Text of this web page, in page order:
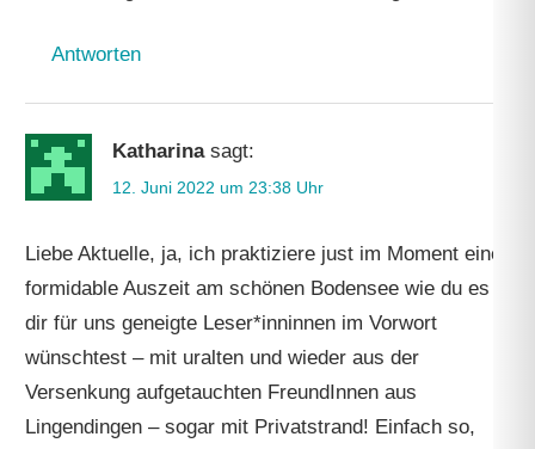
Antworten
Katharina sagt:
12. Juni 2022 um 23:38 Uhr
Liebe Aktuelle, ja, ich praktiziere just im Moment eine
formidable Auszeit am schönen Bodensee wie du es
dir für uns geneigte Leser*inninnen im Vorwort
wünschtest – mit uralten und wieder aus der
Versenkung aufgetauchten FreundInnen aus
Lingendingen – sogar mit Privatstrand! Einfach so,